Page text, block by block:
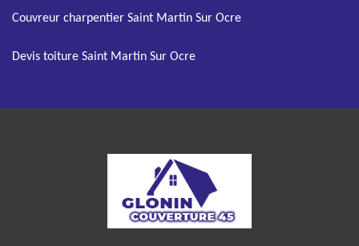
Couvreur charpentier Saint Martin Sur Ocre
Devis toiture Saint Martin Sur Ocre